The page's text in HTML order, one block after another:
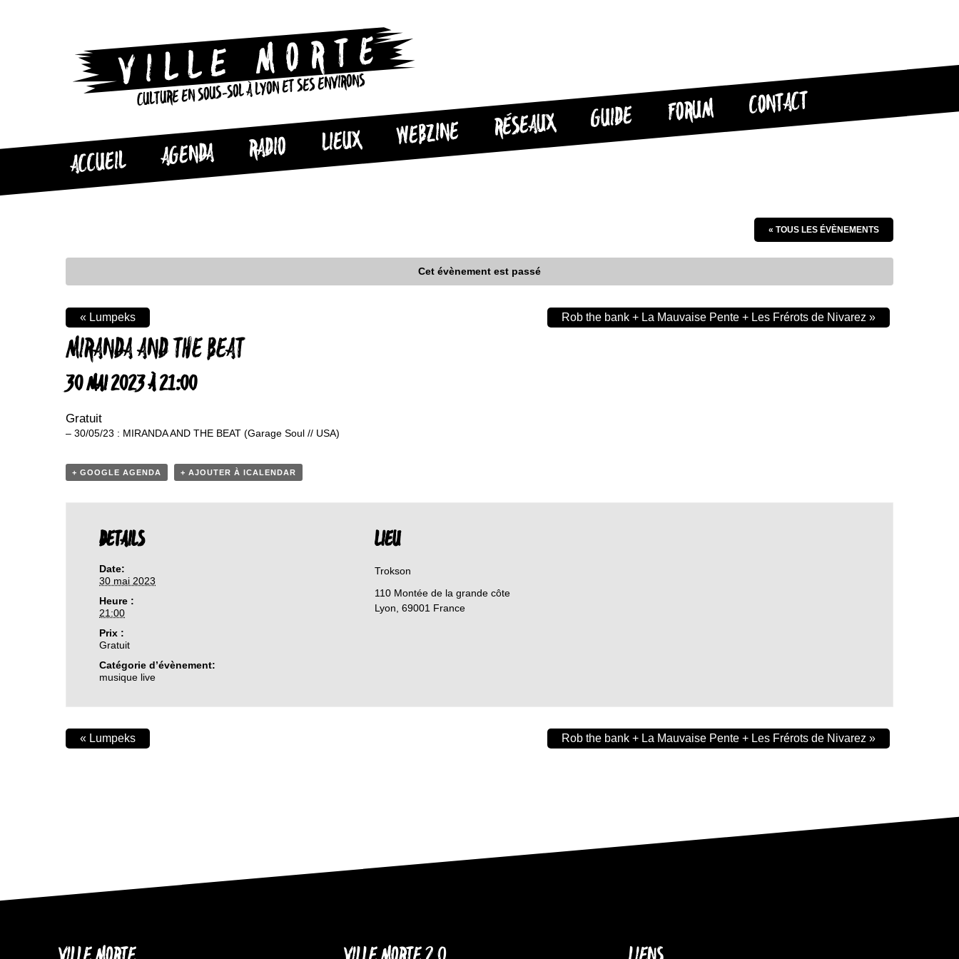
CULTURE EN SOUS-SOL À LYON ET SES ENVIRONS
ACCUEIL AGENDA RADIO LIEUX WEBZINE RÉSEAUX GUIDE FORUM CONTACT
« TOUS LES ÉVÈNEMENTS
Cet évènement est passé
MIRANDA AND THE BEAT
30 MAI 2023 À 21:00
Gratuit
« Lumpeks Rob the bank + La Mauvaise Pente + Les Frérots de Nivarez »
– 30/05/23 : MIRANDA AND THE BEAT (Garage Soul // USA)
+ GOOGLE AGENDA + AJOUTER À ICALENDAR
DETAILS
Date:
30 mai 2023
Heure :
21:00
Prix :
Gratuit
Catégorie d’évènement:
musique live
LIEU
Trokson
110 Montée de la grande côte
Lyon 69001 France
« Lumpeks Rob the bank + La Mauvaise Pente + Les Frérots de Nivarez »